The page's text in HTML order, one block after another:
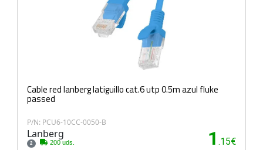
Cable red lanberg latiguillo cat.6 utp 0.5m azul fluke
passed
P/N: PCU6-10CC-0050-B
Lanberg
2 200 uds. 1 .15€